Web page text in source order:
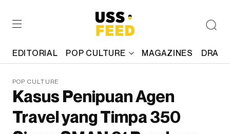
EDITORIAL POP CULTURE MAGAZINES
POP CULTURE
Kasus Penipuan Agen
Travel yang Timpa 350